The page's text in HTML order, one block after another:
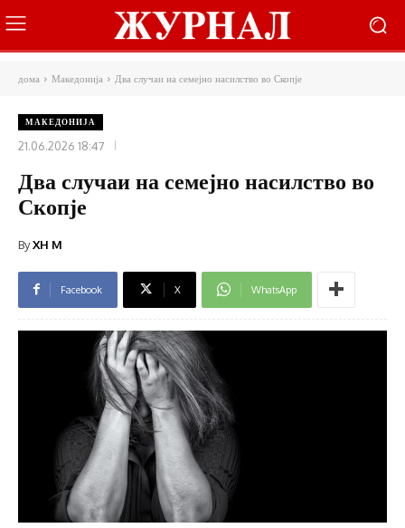
дома Македонија Два случаи на семејно насилство во Скопје
МАКЕДОНИЈА
21.06.2026 18:47
Два случаи на семејно насилство во
Скопје
ByXH M
Facebook X WhatsApp